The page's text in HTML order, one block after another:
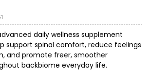
daily wellness supplement
support spinal comfort, reduce feelings
and promote freer, smoother
backbiome everyday life.